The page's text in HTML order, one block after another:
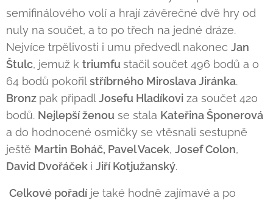
semifinálového volí a hrají závěrečné dvě hry od
nuly na součet, a to po třech na jedné dráze.
Nejvíce trpělivosti i umu předvedl nakonec Jan
Štulc, jemuž k triumfustačil součet 496 bodů a o
64 bodů pokořilstříbrného Miroslava Jiránka.
Bronz pak připadlJosefu Hladíkovi za součet 420
bodů. Nejlepší ženou se stala Kateřina Šponerová
a do hodnocené osmičky se vtěsnali sestupně
ještě Martin Boháč, Pavel Vacek, Josef Colon,
David Dvořáček i Jiří Kotjužanský.
Celkové pořadí je také hodně zajímavé a po